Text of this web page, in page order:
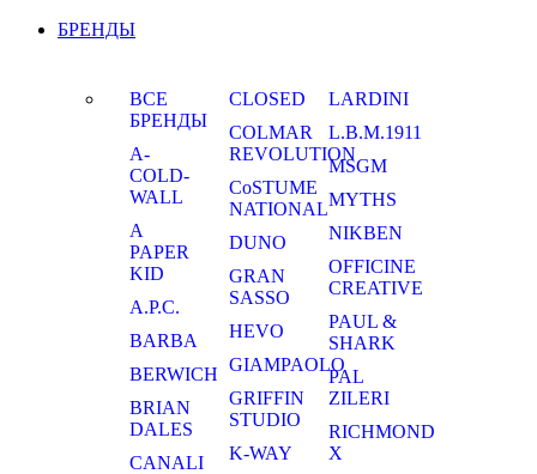
БРЕНДЫ
ВСЕ
БРЕНДЫ
A-
COLD-
WALL
A
PAPER
KID
A.P.C.
BARBA
BERWICH
BRIAN
DALES
CANALI
CLOSED
COLMAR
REVOLUTION
CoSTUME
NATIONAL
DUNO
GRAN
SASSO
HEVO
GIAMPAOLO
GRIFFIN
STUDIO
K-WAY
LARDINI
L.B.M.1911
MSGM
MYTHS
NIKBEN
OFFICINE
CREATIVE
PAUL &
SHARK
PAL
ZILERI
RICHMOND
X